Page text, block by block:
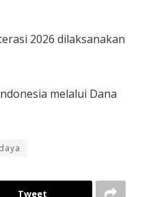
2026 dilaksanakan
melalui Dana
Tweet